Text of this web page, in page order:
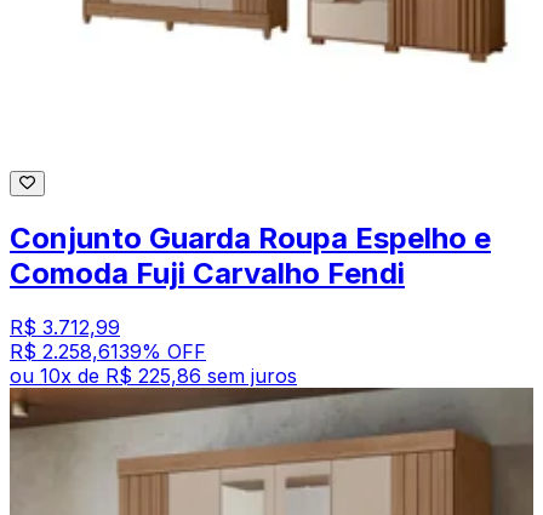
Conjunto Guarda Roupa Espelho e
Comoda Fuji Carvalho Fendi
R$ 3.712,99
R$ 2.258,6139% OFF
ou 10x de R$ 225,86 sem juros